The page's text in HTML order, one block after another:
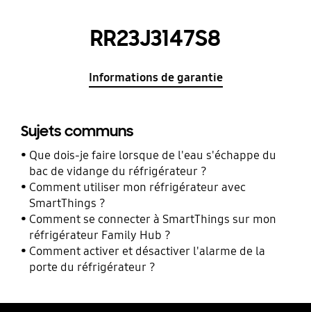
RR23J3147S8
Informations de garantie
Sujets communs
Que dois-je faire lorsque de l'eau s'échappe du
bac de vidange du réfrigérateur ?
Comment utiliser mon réfrigérateur avec
SmartThings ?
Comment se connecter à SmartThings sur mon
réfrigérateur Family Hub ?
Comment activer et désactiver l'alarme de la
porte du réfrigérateur ?